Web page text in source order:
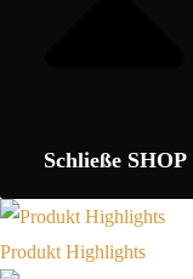
Schließe SHOP
Produkt Highlights